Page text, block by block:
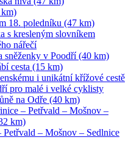
18. poledníku (47 km)
s kresleným slovníkem
nářečí
sněženky v Poodří (40 km)
cesta (15 km)
i unikátní křížové cestě
pro malé i velké cyklisty
na Odře (40 km)
– Petřvald – Mošnov –
km)
Petřvald – Mošnov – Sedlnice